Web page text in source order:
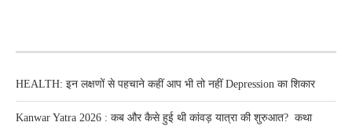
HEALTH: इन लक्षणों से पहचाने कहीं आप भी तो नहीं Depression का शिकार
Kanwar Yatra 2026 : कब और कैसे हुई थी कांवड़ यात्रा की शुरुआत? कथा